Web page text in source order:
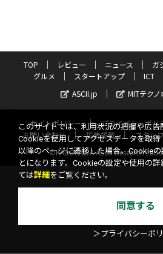
TOP レビュー ニュース ガ
グルメ
スタートアップ ICT
ASCII.jp
MITテク
サイトポリシー プライバシーポリ
お問い合わせ
広告掲載 スタッ
©KADOKAWA ASCII Research
このサイトでは、利用状況の把握や広告
Cookieを使用してアクセスデータを取
以降のページに遷移した場合、Cookie
とになります。Cookieの設定や使用の
ては詳細 をご覧ください。
同意する
＞プライバシーポ